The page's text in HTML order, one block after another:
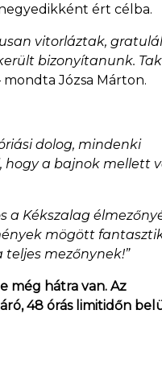
ért célba.
vitorláztak,
bizonyítanunk.
mondta Józsa Márton.
dolog, mindenki
hogy a bajnok mellett
a Kékszalag
mögött
mezőnynek!”
még hátra van. Az
48 órás limitidőn